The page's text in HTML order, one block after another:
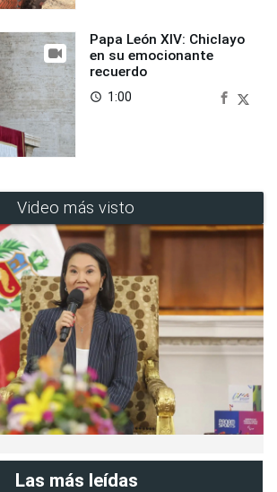
Papa León XIV: Chiclayo
en su emocionante
recuerdo
access_time 1:00
Video más visto
Las más leídas